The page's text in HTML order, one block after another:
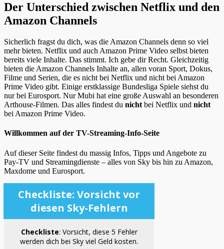
Der Unterschied zwischen Netflix und den
Amazon Channels
Sicherlich fragst du dich, was die Amazon Channels denn so viel
mehr bieten. Netflix und auch Amazon Prime Video selbst bieten
bereits viele Inhalte. Das stimmt. Ich gebe dir Recht. Gleichzeitig
bieten die Amazon Channels Inhalte an, allen voran Sport, Dokus,
Filme und Serien, die es nicht bei Netflix und nicht bei Amazon
Prime Video gibt. Einige erstklassige Bundesliga Spiele siehst du
nur bei Eurosport. Nur Mubi hat eine große Auswahl an besonderen
Arthouse-Filmen. Das alles findest du nicht bei Netflix und nicht
bei Amazon Prime Video.
Willkommen auf der TV-Streaming-Info-Seite
Auf dieser Seite findest du massig Infos, Tipps und Angebote zu
Pay-TV und Streamingdienste – alles von Sky bis hin zu Amazon,
Maxdome und Eurosport.
Checkliste: Vorsicht vor
diesen Sky-Fehlern
Checkliste: Vorsicht, diese 5 Fehler
werden dich bei Sky viel Geld kosten.